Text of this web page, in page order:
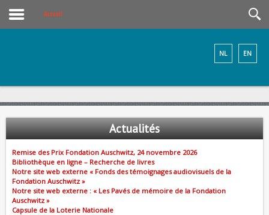
Accueil
EN
NL
Actualités
Remise des Prix Fondation Auschwitz, 24 novembre 2026
Bibliothèque en ligne – Recherche de livres
Notre site web externe « Fonds des témoignages audiovisuels de la
Fondation Auschwitz »
Notre site web externe : « Les Pavés de mémoire de la Fondation
Auschwitz »
Capsule de la Loterie Nationale